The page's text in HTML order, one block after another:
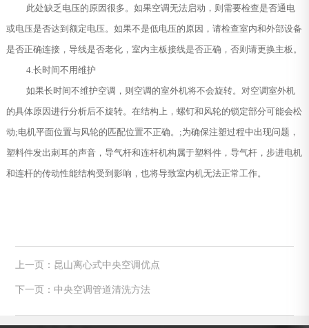
此处缺乏电压的原因很多。如果空调无法启动，则需要检查是否通电
或电压是否达到额定电压。如果不是低电压的原因，请检查室内和外部设备
是否正确连接，导线是否老化，室内主板接线是否正确，否则请更换主板。
4.长时间不用维护
如果长时间不维护空调，则空调的室外机将不会旋转。对空调室外机
的具体原因进行分析后不旋转。在结构上，螺钉和风轮的锁定部分可能会松
动;电机平面位置与风轮的匹配位置不正确。;为确保注塑过程中出现问题，
塑料件发出刺耳的声音，导气杆和连杆机构属于塑料件，导气杆，步进电机
和连杆的传动性能结构受到影响，也将导致室内机无法正常工作。
上一页：昆山离心式中央空调优点
下一页：中央空调管道清洗方法